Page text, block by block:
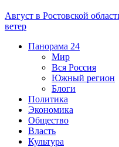
Август в Ростовской
ветер
Панорама 24
Мир
Вся Россия
Южный регион
Блоги
Политика
Экономика
Общество
Власть
Культура